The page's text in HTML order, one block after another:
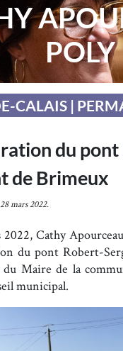
POLY
CALAIS |
du
de Brimeux
mars 2022.
Cathy
du pont Robert-
Maire de la
municipal.